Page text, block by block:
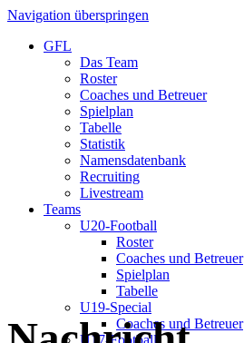
Navigation überspringen
GFL
Das Team
Roster
Coaches und Betreuer
Spielplan
Tabelle
Statistik
Namensdatenbank
Recruiting
Livestream
Teams
U20-Football
Roster
Coaches und Betreuer
Spielplan
Tabelle
U19-Special
Coaches und Betreuer
U17-Football